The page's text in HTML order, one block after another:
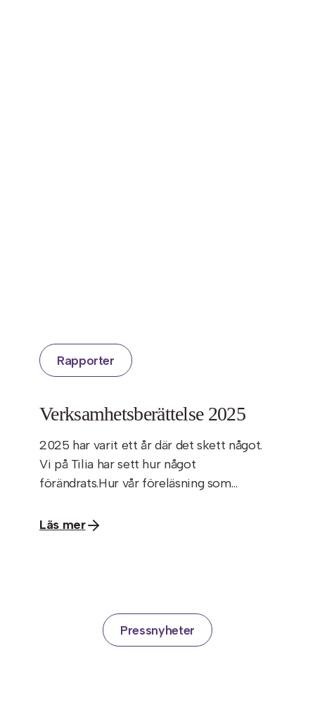
Rapporter
Verksamhetsberättelse 2025
2025 har varit ett år där det skett något.
Vi på Tilia har sett hur något
förändrats.Hur vår föreläsning som…
Läs mer
Pressnyheter